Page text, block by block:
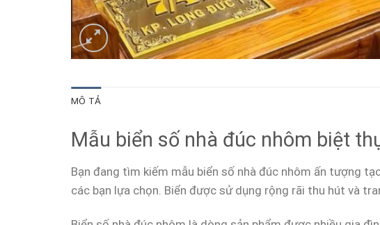
MÔ TẢ
Mẫu biển số nhà đúc nhôm biệt
Bạn đang tìm kiếm mẫu biển số nhà đúc nhôm ấn tượng
các bạn lựa chọn. Biển được sử dụng rộng rãi thu hút và